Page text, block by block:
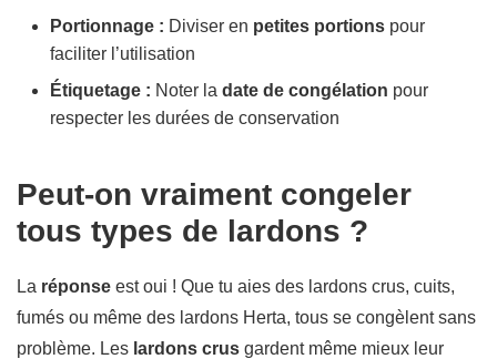
Portionnage : Diviser en petites portions pour
faciliter l’utilisation
Étiquetage : Noter la date de congélation pour
respecter les durées de conservation
Peut-on vraiment congeler
tous types de lardons ?
La réponse est oui ! Que tu aies des lardons crus, cuits,
fumés ou même des lardons Herta, tous se congèlent sans
problème. Les lardons crus gardent même mieux leur